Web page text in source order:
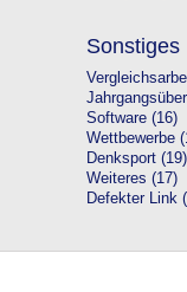
Sonstiges
Software (16)
Wettbewerbe
Denksport (19)
Weiteres (17)
Defekter Link